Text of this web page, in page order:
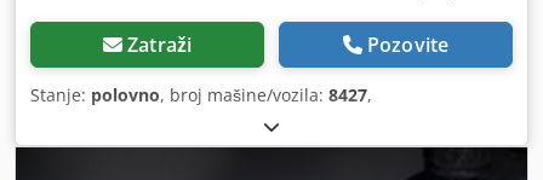
Zatraži Pozovite
Stanje: polovno, broj mašine/vozila: 8427,